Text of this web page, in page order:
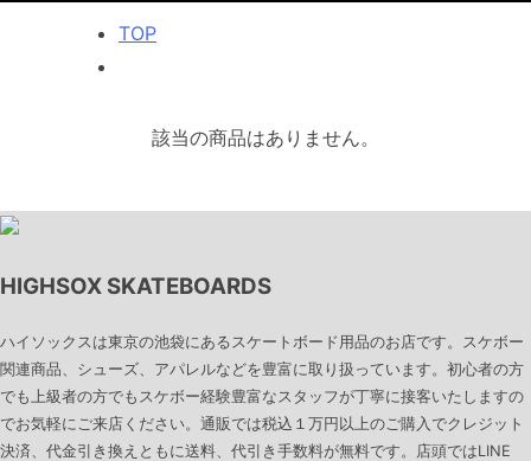
TOP
該当の商品はありません。
HIGHSOX SKATEBOARDS
ハイソックスは東京の池袋にあるスケートボード用品のお店です。スケボー
関連商品、シューズ、アパレルなどを豊富に取り扱っています。初心者の方
でも上級者の方でもスケボー経験豊富なスタッフが丁寧に接客いたしますの
でお気軽にご来店ください。通販では税込１万円以上のご購入でクレジット
決済、代金引き換えともに送料、代引き手数料が無料です。店頭ではLINE